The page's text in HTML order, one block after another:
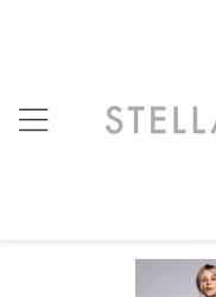
Nach Hause Products>
Axi
Damen-
ärmelloses